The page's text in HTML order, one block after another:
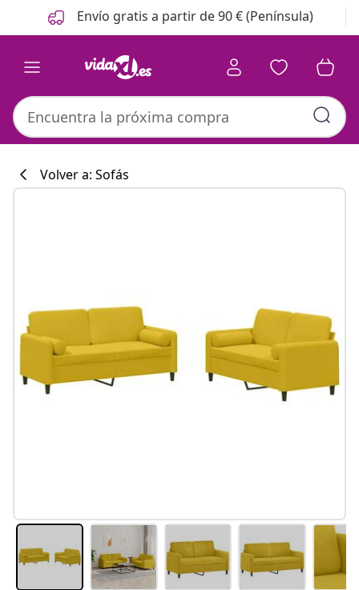
Anterior
Siguiente Envío gratis a partir de 90 € (Península)
#sharemevidaxl
Volver a: Sofás